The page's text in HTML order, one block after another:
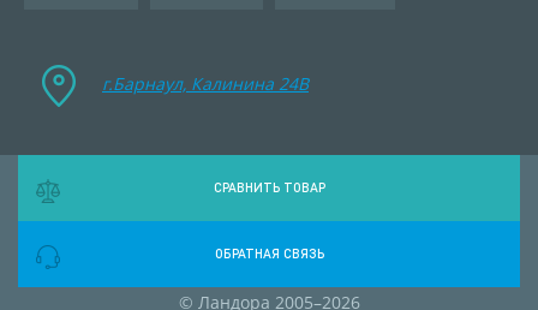
г.Барнаул, Калинина 24B
© Ландора 2005–2026
СРАВНИТЬ ТОВАР
ОБРАТНАЯ СВЯЗЬ